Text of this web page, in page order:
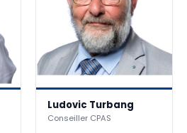
Ludovic Turbang
Conseiller CPAS